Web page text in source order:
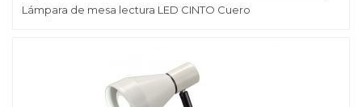
Lámpara de mesa lectura LED CINTO Cuero